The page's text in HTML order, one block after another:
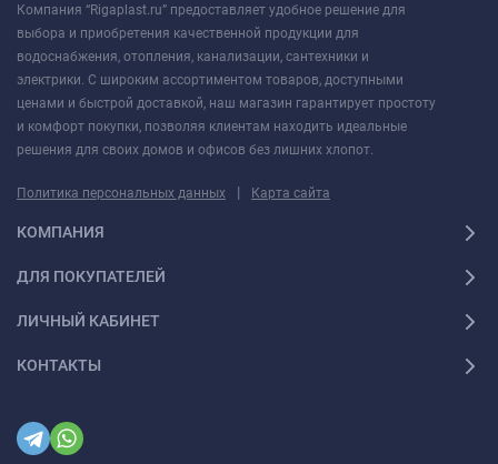
Компания “Rigaplast.ru” предоставляет удобное решение для
выбора и приобретения качественной продукции для
водоснабжения, отопления, канализации, сантехники и
электрики. С широким ассортиментом товаров, доступными
ценами и быстрой доставкой, наш магазин гарантирует простоту
и комфорт покупки, позволяя клиентам находить идеальные
решения для своих домов и офисов без лишних хлопот.
Политика персональных данных | Карта сайта
КОМПАНИЯ
ДЛЯ ПОКУПАТЕЛЕЙ
ЛИЧНЫЙ КАБИНЕТ
КОНТАКТЫ